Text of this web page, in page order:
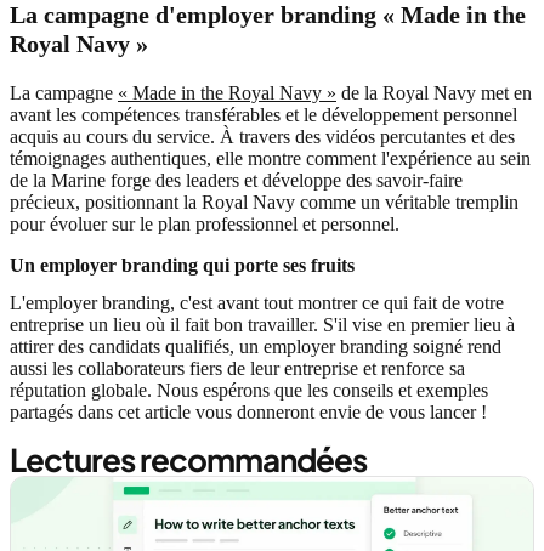
La campagne d'employer branding « Made in the
Royal Navy »
La campagne « Made in the Royal Navy » de la Royal Navy met en
avant les compétences transférables et le développement personnel
acquis au cours du service. À travers des vidéos percutantes et des
témoignages authentiques, elle montre comment l'expérience au sein
de la Marine forge des leaders et développe des savoir-faire
précieux, positionnant la Royal Navy comme un véritable tremplin
pour évoluer sur le plan professionnel et personnel.
Un employer branding qui porte ses fruits
L'employer branding, c'est avant tout montrer ce qui fait de votre
entreprise un lieu où il fait bon travailler. S'il vise en premier lieu à
attirer des candidats qualifiés, un employer branding soigné rend
aussi les collaborateurs fiers de leur entreprise et renforce sa
réputation globale. Nous espérons que les conseils et exemples
partagés dans cet article vous donneront envie de vous lancer !
Lectures recommandées